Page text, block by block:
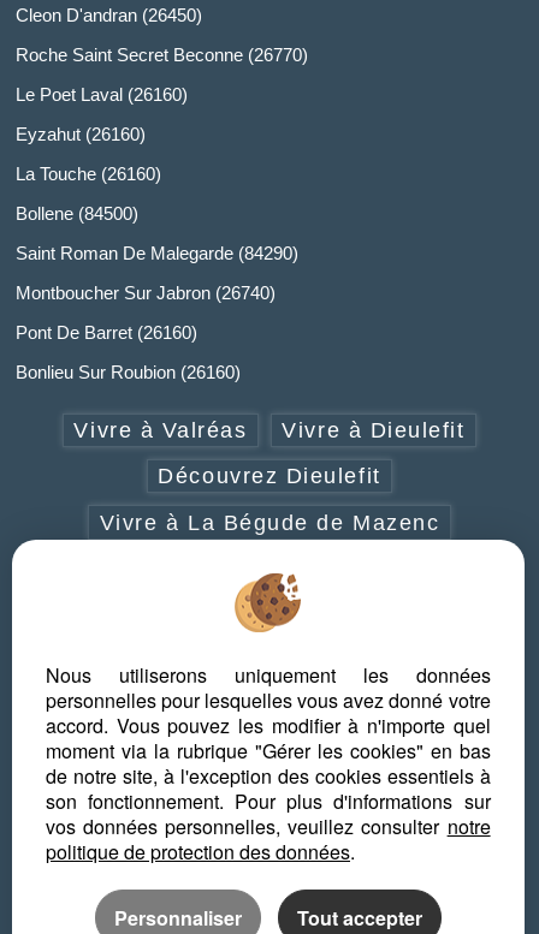
Cleon D'andran (26450)
Roche Saint Secret Beconne (26770)
Le Poet Laval (26160)
Eyzahut (26160)
La Touche (26160)
Bollene (84500)
Saint Roman De Malegarde (84290)
Montboucher Sur Jabron (26740)
Pont De Barret (26160)
Bonlieu Sur Roubion (26160)
Vivre à Valréas
Vivre à Dieulefit
Découvrez Dieulefit
Vivre à La Bégude de Mazenc
Vivre à Grignan-Taulignan
Vivre à Cléon d'Andran
Que faire en Drôme provençale
Les plus beaux villages de la Drôme
provençale
Nous utiliserons uniquement les données
personnelles pour lesquelles vous avez donné votre
accord. Vous pouvez les modifier à n'importe quel
moment via la rubrique "Gérer les cookies" en bas
de notre site, à l'exception des cookies essentiels à
son fonctionnement. Pour plus d'informations sur
vos données personnelles, veuillez consulter notre
politique de protection des données.
Personnaliser Tout accepter